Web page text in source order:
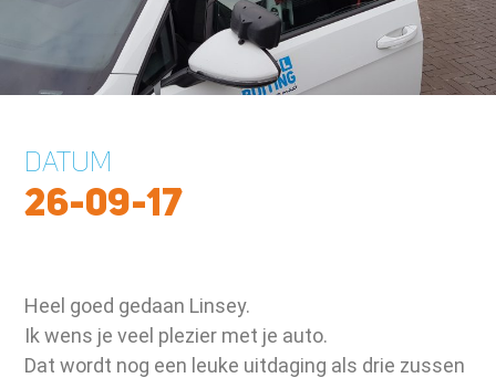
DATUM
26-09-17
Heel goed gedaan Linsey.
Ik wens je veel plezier met je auto.
Dat wordt nog een leuke uitdaging als drie zussen